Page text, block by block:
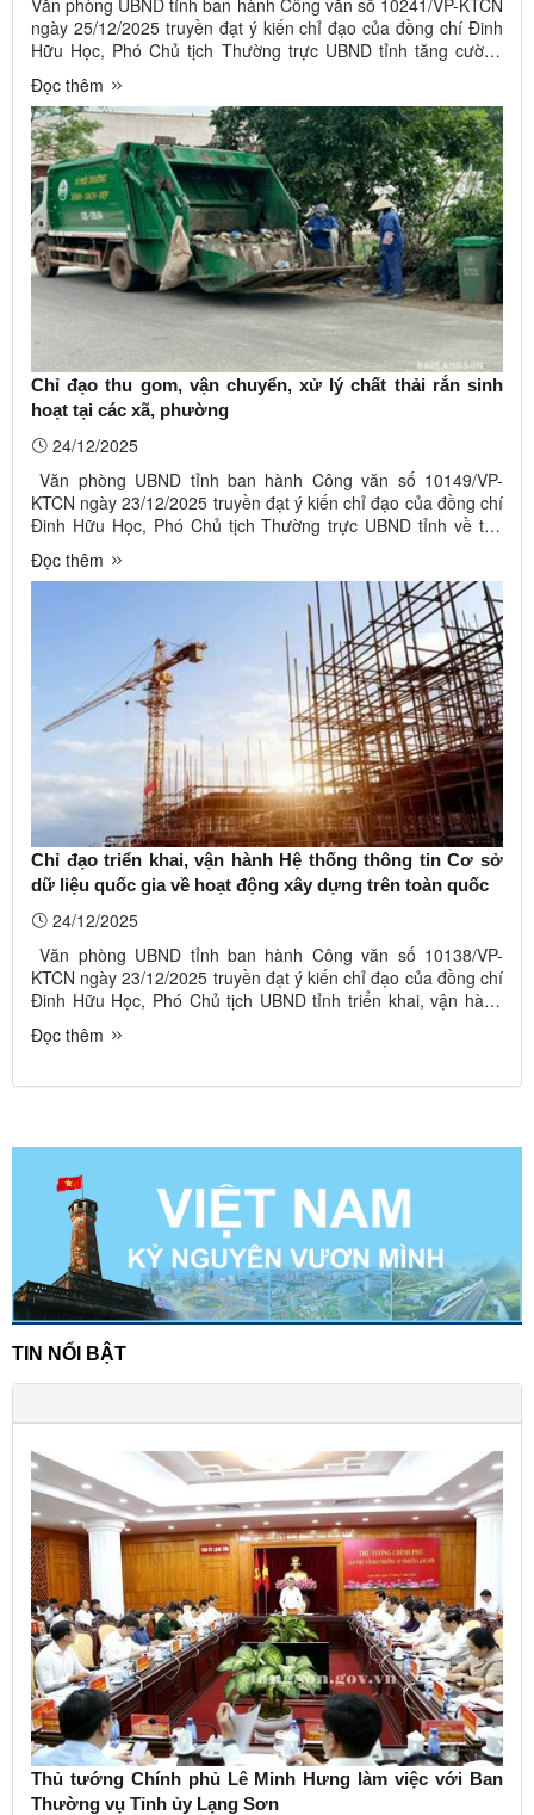
Văn phòng UBND tỉnh ban hành Công văn số 10241/VP-KTCN
ngày 25/12/2025 truyền đạt ý kiến chỉ đạo của đồng chí Đinh
Hữu Học, Phó Chủ tịch Thường trực UBND tỉnh tăng cường
quản lý công tác bảo vệ môi trường trong hoạt động xây dựng
trên địa bàn tỉnh Lạng Sơn. Ảnh minh hoạ. Nguồn
InternetTheo đó, giao ...
Đọc thêm
Chỉ đạo thu gom, vận chuyển, xử lý chất thải rắn sinh
hoạt tại các xã, phường
24/12/2025
Văn phòng UBND tỉnh ban hành Công văn số 10149/VP-
KTCN ngày 23/12/2025 truyền đạt ý kiến chỉ đạo của đồng chí
Đinh Hữu Học, Phó Chủ tịch Thường trực UBND tỉnh về thu
gom, vận chuyển, xử lý chất thải rắn sinh hoạt tại các xã,
phường. Ảnh minh hoạ. Nguồn Internet Theo đó, chỉ đạo đối
Đọc thêm
Chỉ đạo triển khai, vận hành Hệ thống thông tin Cơ sở
dữ liệu quốc gia về hoạt động xây dựng trên toàn quốc
24/12/2025
Văn phòng UBND tỉnh ban hành Công văn số 10138/VP-
KTCN ngày 23/12/2025 truyền đạt ý kiến chỉ đạo của đồng chí
Đinh Hữu Học, Phó Chủ tịch UBND tỉnh triển khai, vận hành
Hệ thống thông tin Cơ sở dữ liệu quốc gia về hoạt động xây
dựng trên toàn quốc. Ảnh minh hoạ. Nguồn InternetTheo đó,
Đọc thêm
TIN NỔI BẬT
Thủ tướng Chính phủ Lê Minh Hưng làm việc với Ban
Thường vụ Tỉnh ủy Lạng Sơn